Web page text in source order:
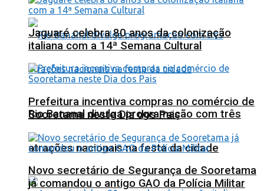
Rio Bananal divulga programação com três
atrações nacionais na festa da cidade
Jaguaré celebra 80 anos da colonização
italiana com a 14ª Semana Cultural
Prefeitura incentiva compras no comércio de
Sooretama neste Dia dos Pais
Novo secretário de Segurança de Sooretama
já comandou o antigo GAO da Polícia Militar